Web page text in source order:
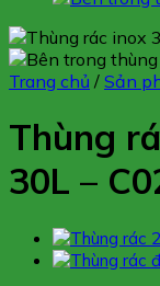
Trang chủ / Sản
Thùng
30L –